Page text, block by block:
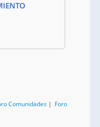
Comunidades | Foro